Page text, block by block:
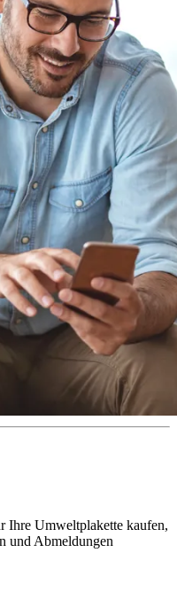
Ihre Umweltplakette kaufen,
und Abmeldungen